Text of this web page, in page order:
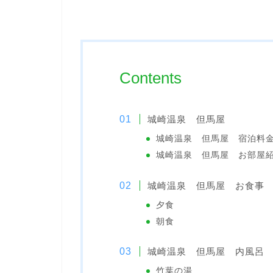
Contents
城崎温泉 但馬屋
城崎温泉 但馬屋 宿泊料金
城崎温泉 但馬屋 お部屋
城崎温泉 但馬屋 お食事
夕食
朝食
城崎温泉 但馬屋 内風呂
竹葉の湯